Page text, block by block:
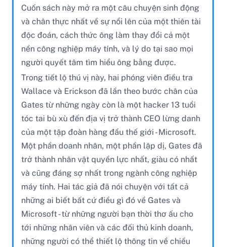
Cuốn sách này mở ra một câu chuyện sinh động
và chân thực nhất về sự nổi lên của một thiên tài
độc đoán, cách thức ông làm thay đổi cả một
nền công nghiệp máy tính, và lý do tại sao mọi
người quyết tâm tìm hiểu ông bằng được.
Trong tiết lộ thú vị này, hai phóng viên điều tra
Wallace và Erickson đã lần theo bước chân của
Gates từ những ngày còn là một hacker 13 tuổi
tóc tai bù xù đến địa vị trở thành CEO lừng danh
của một tập đoàn hàng đầu thế giới - Microsoft.
Một phần doanh nhân, một phần lập dị, Gates đã
trở thành nhân vật quyền lực nhất, giàu có nhất
và cũng đáng sợ nhất trong ngành công nghiệp
máy tính. Hai tác giả đã nói chuyện với tất cả
những ai biết bất cứ điều gì đó về Gates và
Microsoft - từ những người bạn thời thơ ấu cho
tới những nhân viên và các đối thủ kinh doanh,
những người có thể thiết lộ thông tin về chiều